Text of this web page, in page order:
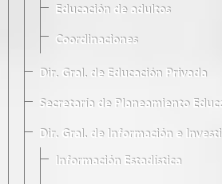
Educación de adultos
Coordinaciones
Dir. Gral. de Educación Privada
Secretaría de Planeamiento
Dir. Gral. de Información e
Información Estadística